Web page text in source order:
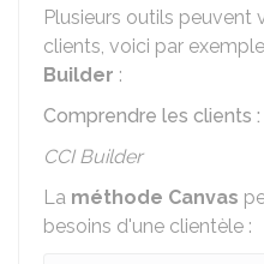
Plusieurs outils peuvent
clients, voici par
Builder :
Comprendre les clients
CCI Builder
La méthode Canvas
besoins d'une clientèle :